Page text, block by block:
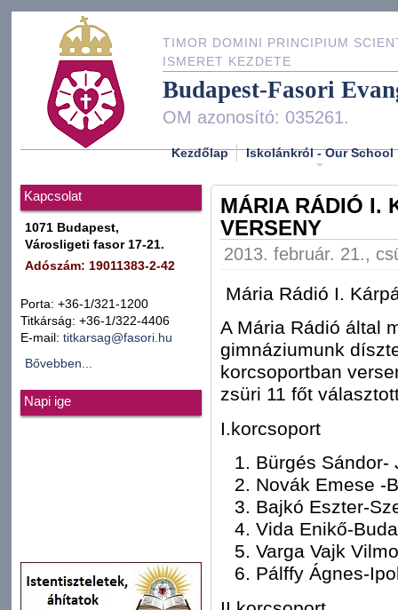
TIMOR DOMINI PRINCIPIUM
ISMERET KEZDETE
Budapest-Fasori
OM azonosító: 035261.
Kezdőlap Iskolánkról - Our School
Kapcsolat
1071 Budapest,
Városligeti fasor 17-21.
Adószám: 19011383-2-42
Porta: +36-1/321-1200
Titkárság: +36-1/322-4406
E-mail: titkarsag@fasori.hu
Bővebben...
Napi ige
MÁRIA RÁDIÓ I.
VERSENY
2013. február. 21.,
Mária Rádió I.
A Mária Rádió által
gimnáziumunk
korcsoportban
zsüri 11 főt
I.korcsoport
Bürgés Sándor-
Novák Emese -
Bajkó Eszter-
Vida Enikő-
Varga Vajk
Pálffy Ágnes-